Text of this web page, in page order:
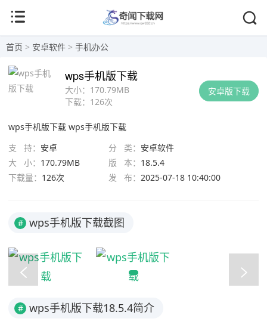
首页 > 安卓软件 > 手机办公
安卓版下载
大小： 170.79MB
下载： 126次
wps手机版下载
wps手机版下载 wps手机版下载
支 持： 安卓 分 类： 安卓软件
大 小： 170.79MB 版 本： 18.5.4
下载量： 126次 发 布： 2025-07-18 10:40:00
# wps手机版下载截图
# wps手机版下载18.5.4简介